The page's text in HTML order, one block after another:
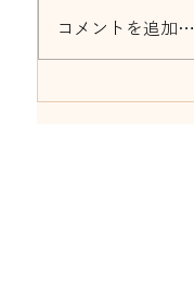
コメントを追加…